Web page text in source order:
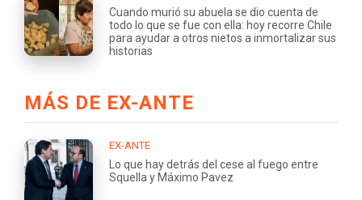
Cuando murió su abuela se dio cuenta de
todo lo que se fue con ella: hoy recorre Chile
para ayudar a otros nietos a inmortalizar sus
historias
MÁS DE EX-ANTE
EX-ANTE
Lo que hay detrás del cese al fuego entre
Squella y Máximo Pavez